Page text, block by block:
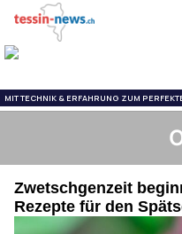
Zwetschgenzeit
Rezepte für den